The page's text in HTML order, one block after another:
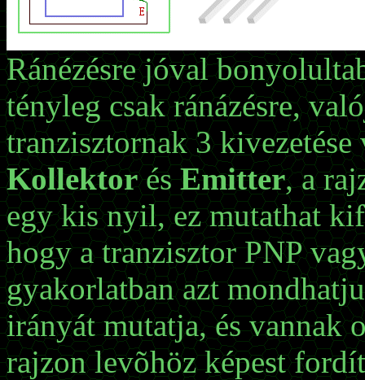
Ránézésre jóval
tényleg csak ránázésre,
tranzisztornak 3 kivezetése
KollektorésEmitter, a
egy kis nyil, ez mutathat
hogy a tranzisztor PNP
gyakorlatban azt
irányát mutatja, és vannak
rajzon levõhöz képest